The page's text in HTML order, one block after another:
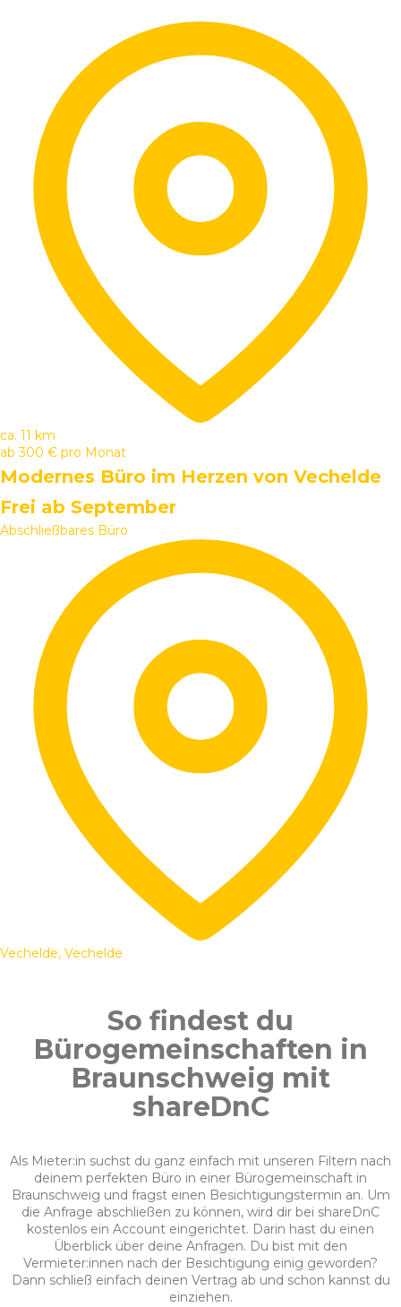
ca. 11 km
ab 300 € pro Monat
Modernes Büro im Herzen von Vechelde
Frei ab September
Abschließbares Büro
Vechelde, Vechelde
So findest du
Bürogemeinschaften in
Braunschweig mit
shareDnC
Als Mieter:in suchst du ganz einfach mit unseren Filtern nach
deinem perfekten Büro in einer Bürogemeinschaft in
Braunschweig und fragst einen Besichtigungstermin an. Um
die Anfrage abschließen zu können, wird dir bei shareDnC
kostenlos ein Account eingerichtet. Darin hast du einen
Überblick über deine Anfragen. Du bist mit den
Vermieter:innen nach der Besichtigung einig geworden?
Dann schließ einfach deinen Vertrag ab und schon kannst du
einziehen.